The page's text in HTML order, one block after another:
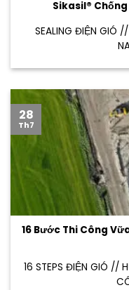
Sikasil®
SEALING ĐIỆN GIÓ
16 Bước Thi Công
16 STEPS ĐIỆN GIÓ //
28
Th7